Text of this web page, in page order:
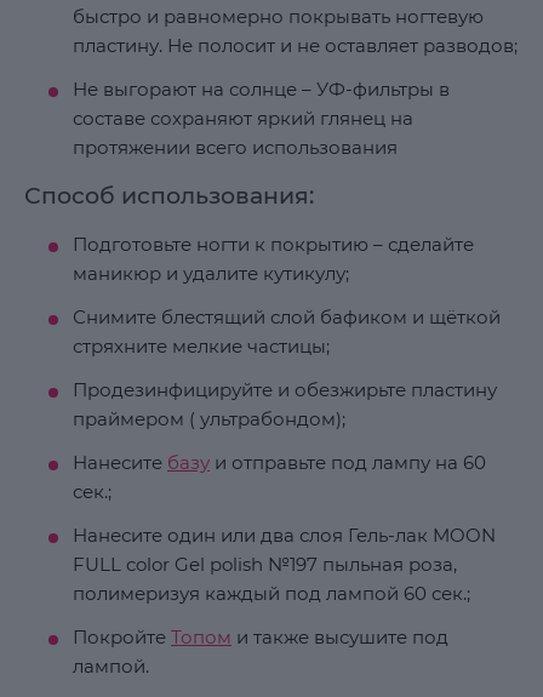
быстро и равномерно покрывать ногтевую
пластину. Не полосит и не оставляет разводов;
Не выгорают на солнце – УФ-фильтры в
составе сохраняют яркий глянец на
протяжении всего использования
Способ использования:
Подготовьте ногти к покрытию – сделайте
маникюр и удалите кутикулу;
Снимите блестящий слой бафиком и щёткой
стряхните мелкие частицы;
Продезинфицируйте и обезжирьте пластину
праймером ( ультрабондом);
Нанесите базу и отправьте под лампу на 60
сек.;
Нанесите один или два слоя Гель-лак MOON
FULL color Gel polish №197 пыльная роза,
полимеризуя каждый под лампой 60 сек.;
Покройте Топом и также высушите под
лампой.